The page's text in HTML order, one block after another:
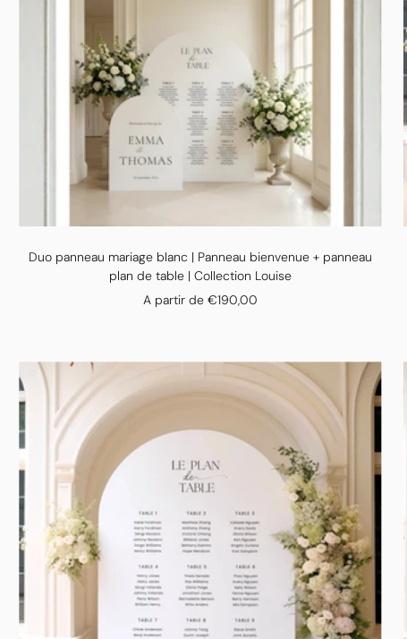
Duo panneau mariage blanc | Panneau bienvenue + panneau
plan de table | Collection Louise
Prix
A partir de €190,00